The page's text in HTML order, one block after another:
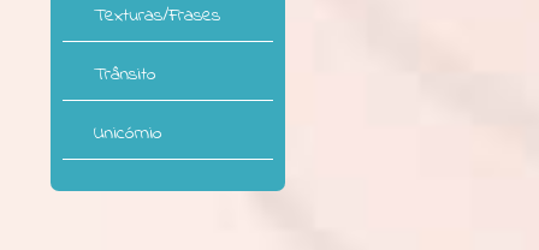
Texturas/Frases
Trânsito
Unicórnio